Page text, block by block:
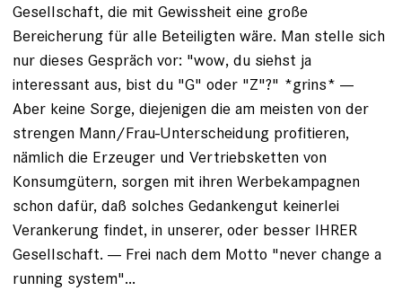
Gesellschaft, die mit Gewissheit eine große
Bereicherung für alle Beteiligten wäre. Man stelle sich
nur dieses Gespräch vor: "wow, du siehst ja
interessant aus, bist du "G" oder "Z"?" *grins* ---
Aber keine Sorge, diejenigen die am meisten von der
strengen Mann/Frau-Unterscheidung profitieren,
nämlich die Erzeuger und Vertriebsketten von
Konsumgütern, sorgen mit ihren Werbekampagnen
schon dafür, daß solches Gedankengut keinerlei
Verankerung findet, in unserer, oder besser IHRER
Gesellschaft. --- Frei nach dem Motto "never change a
running system"...